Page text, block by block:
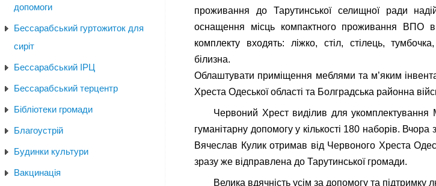
проживання до Тарутинської селищної ради
оснащення місць компактного проживання ВПО
комплекту входять: ліжко, стіл, стілець,
білизна.
Облаштувати приміщення меблями та м’яким
Хреста Одеської області та Болградська районна
Червоний Хрест виділив для
гуманітарну допомогу у кількості 180 наборів.
Вячеслав Кулик отримав від Червоного Хреста
зразу же відправлена до Тарутинської громади.
Велика вдячність усім за допомогу та підтримку
допомоги
Бессарабський гуртожиток для
сиріт
Бессарабський ІРЦ
Бессарабський терцентр
Бібліотеки громади
Благоустрій
Будинки культури
Вакцинація